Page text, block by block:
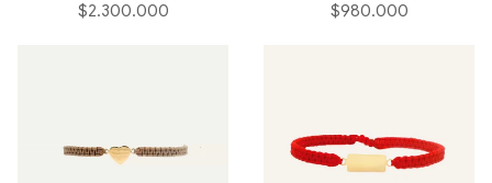
Precio
$2.300.000
Precio
$980.000